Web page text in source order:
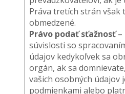
Práva tretích strán však
obmedzené.
Právo podať sťažnosť–
súvislosti so
údajov kedykoľvek sa
orgán, ak sa
vašich osobných údajov
podmienkami alebo